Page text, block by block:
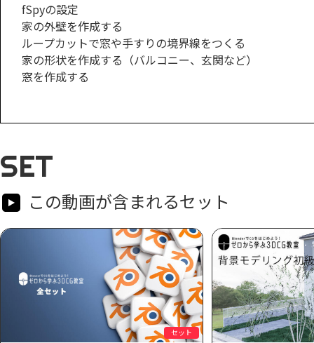
fSpyの設定
家の外壁を作成する
ループカットで窓や手すりの境界線をつくる
家の形状を作成する（バルコニー、玄関など）
窓を作成する
SET
この動画が含まれるセット
セット